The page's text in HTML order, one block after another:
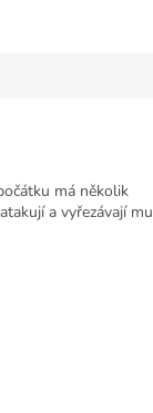
má několik
a vyřezávají mu